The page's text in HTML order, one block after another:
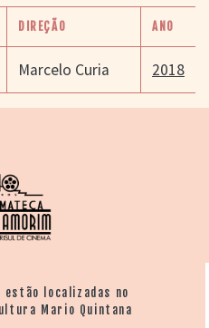
DIREÇÃO ANO
Marcelo Curia 2018
estão localizadas no
Mario Quintana